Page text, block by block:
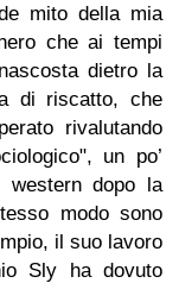
mito della mia
che ai tempi
dietro la
di riscatto, che
rivalutando
un po’
western dopo la
modo sono
il suo lavoro
Sly ha dovuto